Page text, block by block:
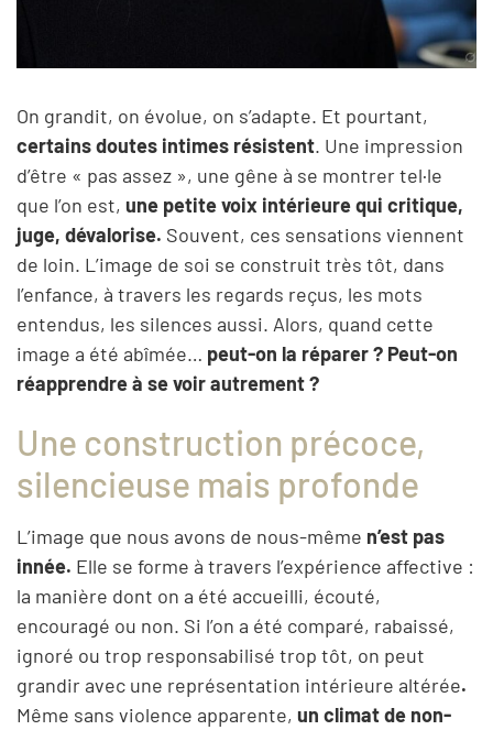
On grandit, on évolue, on s’adapte. Et pourtant,
certains doutes intimes résistent. Une impression
d’être « pas assez », une gêne à se montrer tel·le
que l’on est, une petite voix intérieure qui critique,
juge, dévalorise. Souvent, ces sensations viennent
de loin. L’image de soi se construit très tôt, dans
l’enfance, à travers les regards reçus, les mots
entendus, les silences aussi. Alors, quand cette
image a été abîmée… peut-on la réparer ? Peut-on
réapprendre à se voir autrement ?
Une construction précoce,
silencieuse mais profonde
L’image que nous avons de nous-même n’est pas
innée. Elle se forme à travers l’expérience affective :
la manière dont on a été accueilli, écouté,
encouragé ou non. Si l’on a été comparé, rabaissé,
ignoré ou trop responsabilisé trop tôt, on peut
grandir avec une représentation intérieure altérée.
Même sans violence apparente, un climat de non-